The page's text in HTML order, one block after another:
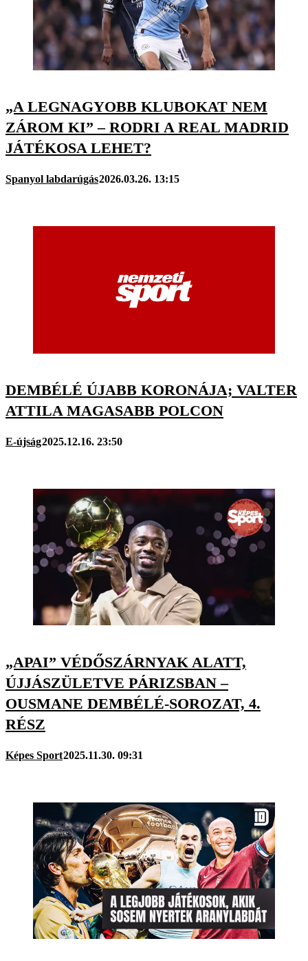
„A LEGNAGYOBB KLUBOKAT NEM
ZÁROM KI” – RODRI A REAL MADRID
JÁTÉKOSA LEHET?
Spanyol labdarúgás2026.03.26. 13:15
DEMBÉLÉ ÚJABB KORONÁJA; VALTER
ATTILA MAGASABB POLCON
E-újság2025.12.16. 23:50
„APAI” VÉDŐSZÁRNYAK ALATT,
ÚJJÁSZÜLETVE PÁRIZSBAN –
OUSMANE DEMBÉLÉ-SOROZAT, 4.
RÉSZ
Képes Sport2025.11.30. 09:31